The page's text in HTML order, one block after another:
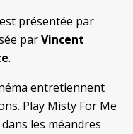
présentée par
parVincent
.
entretiennent
Play Misty For Me
les méandres